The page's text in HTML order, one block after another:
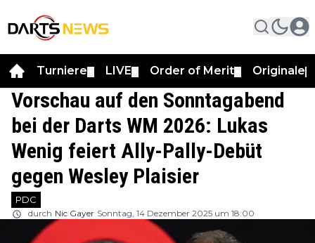
Turniere LIVE Order of Merit Originale
Vorschau auf den Sonntagabend
bei der Darts WM 2026: Lukas
Wenig feiert Ally-Pally-Debüt
gegen Wesley Plaisier
PDC
durch Nic Gayer Sonntag, 14 Dezember 2025 um 18:00